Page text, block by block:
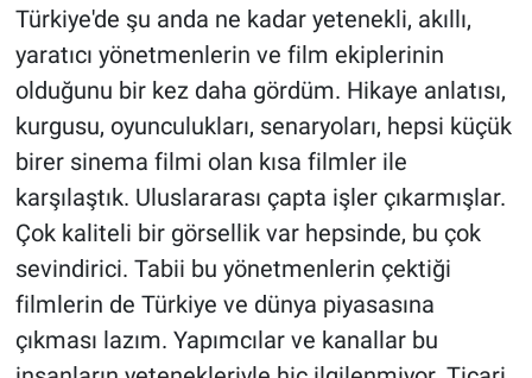
Türkiye'de şu anda ne kadar yetenekli, akıllı,
yaratıcı yönetmenlerin ve film ekiplerinin
olduğunu bir kez daha gördüm. Hikaye anlatısı,
kurgusu, oyunculukları, senaryoları, hepsi küçük
birer sinema filmi olan kısa filmler ile
karşılaştık. Uluslararası çapta işler çıkarmışlar.
Çok kaliteli bir görsellik var hepsinde, bu çok
sevindirici. Tabii bu yönetmenlerin çektiği
filmlerin de Türkiye ve dünya piyasasına
çıkması lazım. Yapımcılar ve kanallar bu